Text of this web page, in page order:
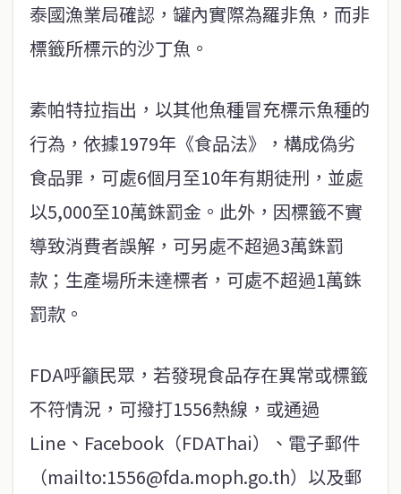
泰國漁業局確認，罐內實際為羅非魚，而非
標籤所標示的沙丁魚。
素帕特拉指出，以其他魚種冒充標示魚種的
行為，依據1979年《食品法》，構成偽劣
食品罪，可處6個月至10年有期徒刑，並處
以5,000至10萬銖罰金。此外，因標籤不實
導致消費者誤解，可另處不超過3萬銖罰
款；生產場所未達標者，可處不超過1萬銖
罰款。
FDA呼籲民眾，若發現食品存在異常或標籤
不符情況，可撥打1556熱線，或通過
Line、Facebook（FDAThai）、電子郵件
（mailto:1556@fda.moph.go.th）以及郵